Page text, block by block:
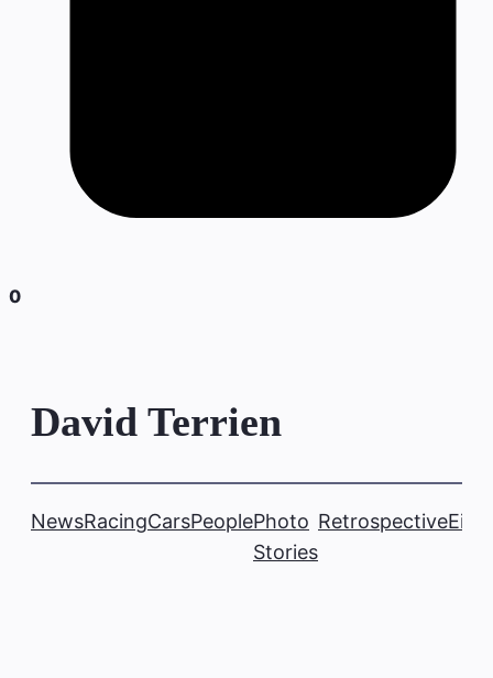
0
David Terrien
NewsRacingCarsPeoplePhoto
Stories
Retrospective